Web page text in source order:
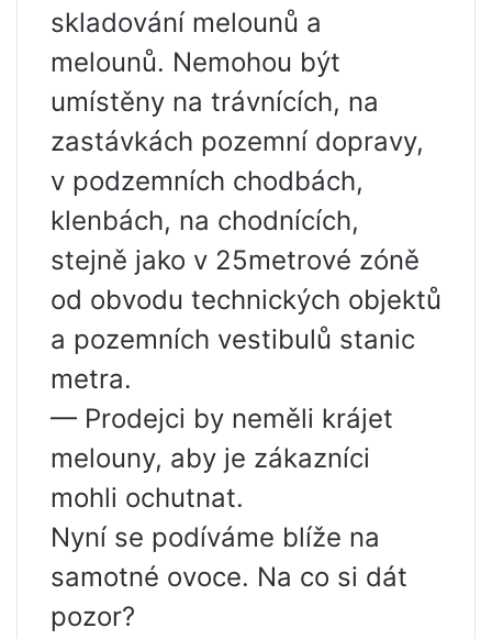
skladování melounů a
melounů. Nemohou být
umístěny na trávnících, na
zastávkách pozemní dopravy,
v podzemních chodbách,
klenbách, na chodnících,
stejně jako v 25metrové zóně
od obvodu technických objektů
a pozemních vestibulů stanic
metra.
— Prodejci by neměli krájet
melouny, aby je zákazníci
mohli ochutnat.
Nyní se podíváme blíže na
samotné ovoce. Na co si dát
pozor?